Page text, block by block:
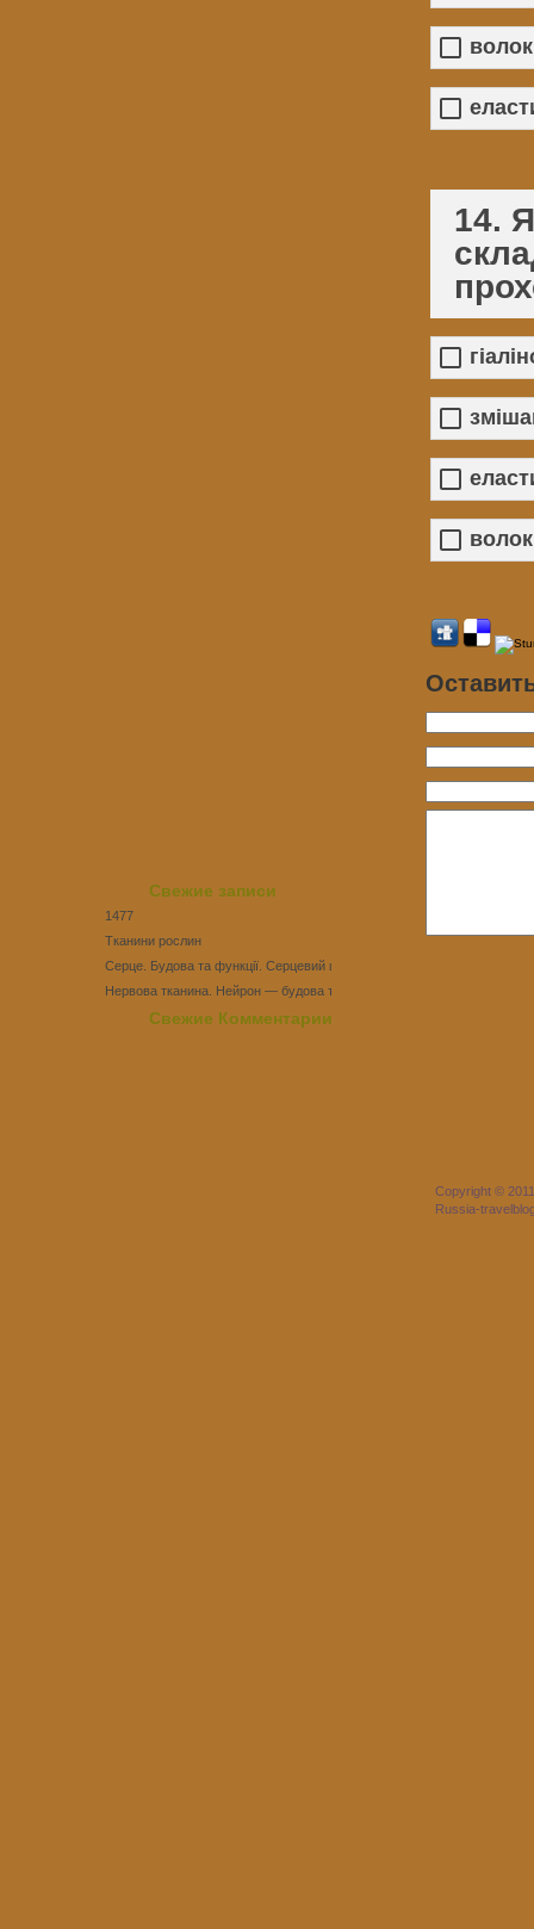
14.
Свежие записи
1477
Тканини рослин
Серце. Будова та функції. Серцевий цикл
Нервова тканина. Нейрон — будова та функції
Тест Епітеліальні тканини
Свежие Комментарии
Copyright ©
Russia-